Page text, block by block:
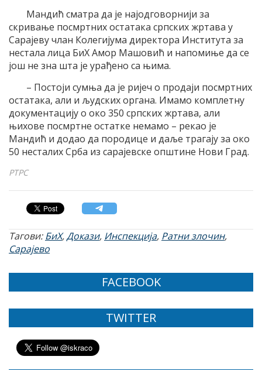
Мандић сматра да је најодговорнији за
скривање посмртних остатака српских жртава у
Сарајеву члан Колегијума директора Института за
нестала лица БиХ Амор Машовић и напомиње да се
још не зна шта је урађено са њима.
– Постоји сумња да је ријеч о продаји посмртних
остатака, али и људских органа. Имамо комплетну
документацију о око 350 српских жртава, али
њихове посмртне остатке немамо – рекао је
Мандић и додао да породице и даље трагају за око
50 несталих Срба из сарајевске општине Нови Град.
РТРС
Тагови:БиХ,Докази, Инспекција, Ратни злочин,
Сарајево
FACEBOOK
TWITTER